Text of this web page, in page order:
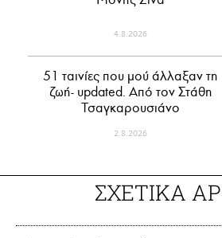
4.8.2026
51 ταινίες που μού άλλαξαν τη
ζωή- updated. Aπό τον Στάθη
Τσαγκαρουσιάνο
2.8.2026
ΣΧΕΤΙΚΑ